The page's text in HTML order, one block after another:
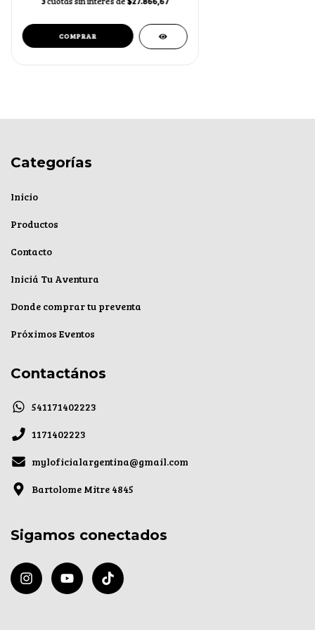
Categorías
Inicio
Productos
Contacto
Iniciá Tu Aventura
Donde comprar tu preventa
Próximos Eventos
Contactános
541171402223
1171402223
myloficialargentina@gmail.com
Bartolome Mitre 4845
Sigamos conectados